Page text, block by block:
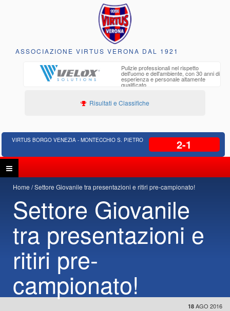
ASSOCIAZIONE VIRTUS VERONA DAL 1921
Pulizie professionali nel rispetto
dell'uomo e dell'ambiente, con 30 anni di
esperienza e personale altamente
qualificato
Risultati e Classifiche
VIRTUS BORGO VENEZIA - MONTECCHIO S. PIETRO 2-1
Home Settore Giovanile tra presentazioni e ritiri pre-campionato!
Settore Giovanile
tra presentazioni e
ritiri pre-
campionato!
18 AGO 2016